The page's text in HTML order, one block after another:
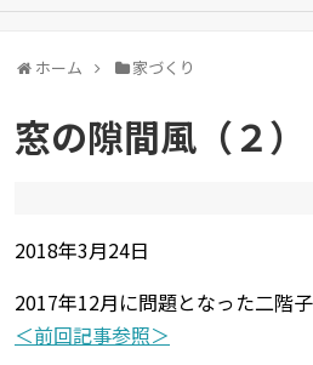
ホーム 家づくり
窓の隙間風（２
2018年3月24日
2017年12月に問題となった二階
＜前回記事参照＞